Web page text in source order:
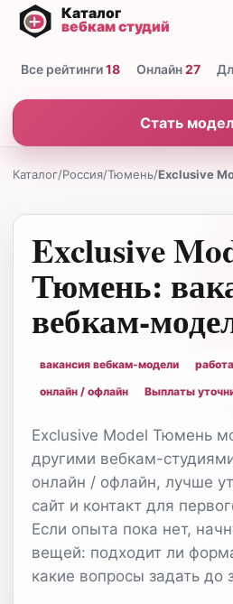
Все рейтинги18 Онлайн27
Стать
Каталог/Россия/Тюмень/Exclusive
Exclusive
Тюмень:
вебкам-
вакансия вебкам-модели
онлайн / офлайн
Выплаты
Exclusive Model Тюмень
другими вебкам-
онлайн / офлайн, лучше
сайт и контакт для
Если опыта пока нет,
вещей: подходит ли
какие вопросы задать до